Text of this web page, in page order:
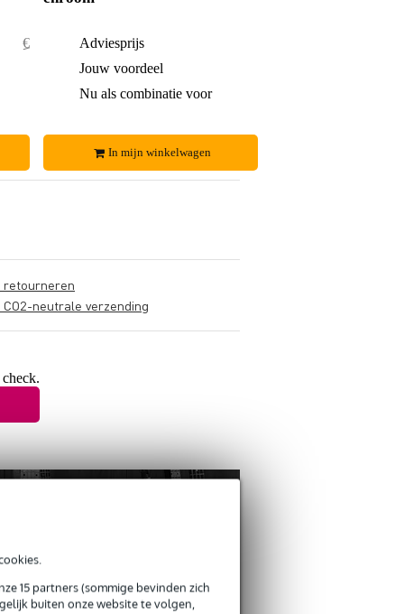
15 partners (sommige bevinden zich
buiten onze website te volgen,
€ 54,60
Adviesprijs
Jouw voordeel
Nu als combinatie voor
In mijn winkelwagen
retourneren
CO2-neutrale verzending